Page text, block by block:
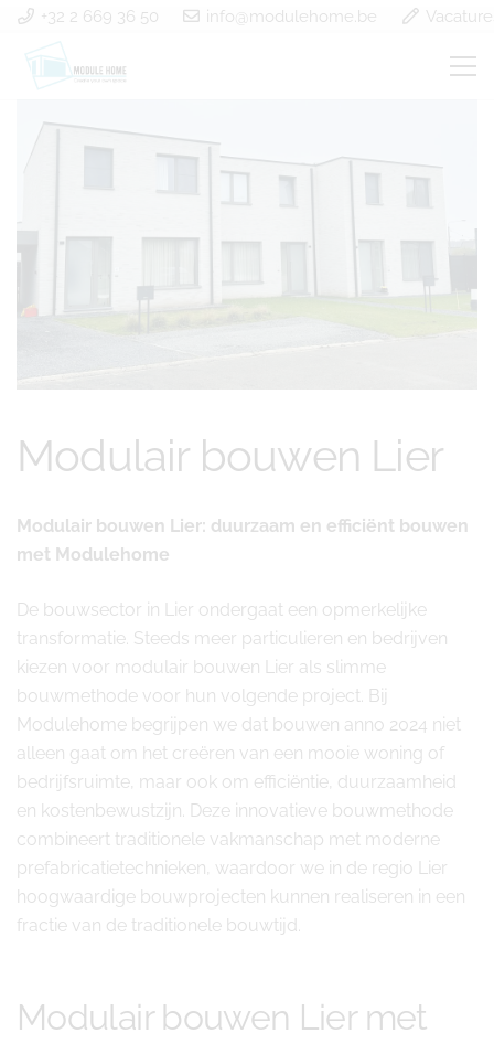
+32 2 669 36 50 info@modulehome.be
Modulair bouwen Lier
Modulair bouwen Lier: duurzaam en efficiënt bouwen
met Modulehome
De bouwsector in Lier ondergaat een opmerkelijke
transformatie. Steeds meer particulieren en bedrijven
kiezen voor modulair bouwen Lier als slimme
bouwmethode voor hun volgende project. Bij
Modulehome begrijpen we dat bouwen anno 2024 niet
alleen gaat om het creëren van een mooie woning of
bedrijfsruimte, maar ook om efficiëntie, duurzaamheid
en kostenbewustzijn. Deze innovatieve bouwmethode
combineert traditionele vakmanschap met moderne
prefabricatietechnieken, waardoor we in de regio Lier
hoogwaardige bouwprojecten kunnen realiseren in een
fractie van de traditionele bouwtijd.
Modulair bouwen Lier met